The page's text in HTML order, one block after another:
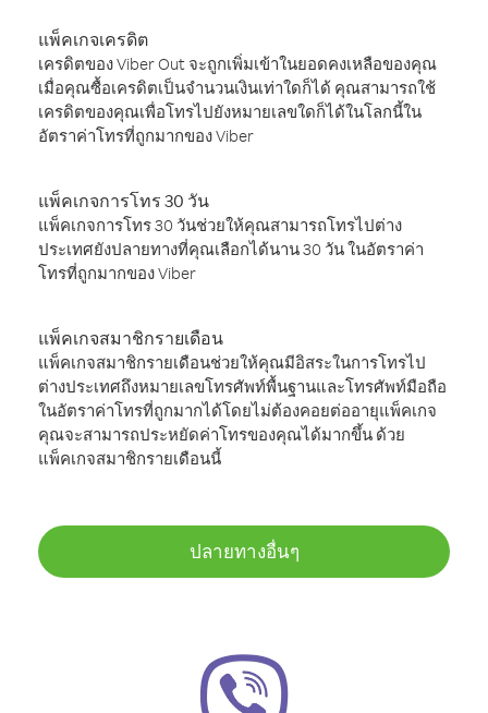
แพ็คเกจเครดิต
เครดิตของ Viber Out จะถูกเพิ่มเข้าในยอดคงเหลือของคุณ
เมื่อคุณซื้อเครดิตเป็นจำนวนเงินเท่าใดก็ได้ คุณสามารถใช้
เครดิตของคุณเพื่อโทรไปยังหมายเลขใดก็ได้ในโลกนี้ใน
อัตราค่าโทรที่ถูกมากของ Viber
แพ็คเกจการโทร 30 วัน
แพ็คเกจการโทร 30 วันช่วยให้คุณสามารถโทรไปต่าง
ประเทศยังปลายทางที่คุณเลือกได้นาน 30 วัน ในอัตราค่า
โทรที่ถูกมากของ Viber
แพ็คเกจสมาชิกรายเดือน
แพ็คเกจสมาชิกรายเดือนช่วยให้คุณมีอิสระในการโทรไป
ต่างประเทศถึงหมายเลขโทรศัพท์พื้นฐานและโทรศัพท์มือถือ
ในอัตราค่าโทรที่ถูกมากได้โดยไม่ต้องคอยต่ออายุแพ็คเกจ
คุณจะสามารถประหยัดค่าโทรของคุณได้มากขึ้น ด้วย
แพ็คเกจสมาชิกรายเดือนนี้
ปลายทางอื่นๆ